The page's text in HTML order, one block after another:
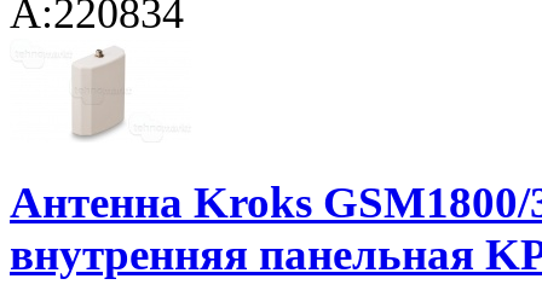
A:220834
Антенна Kroks
внутренняя панельная